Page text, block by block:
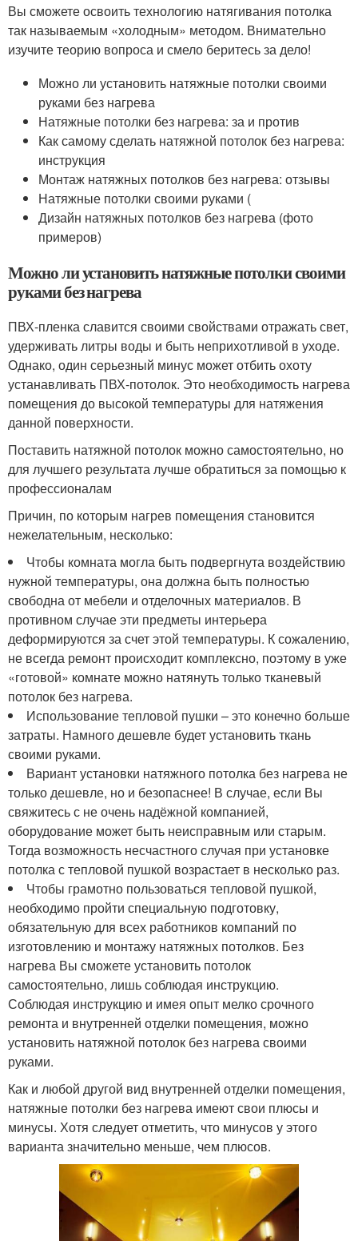
Вы сможете освоить технологию натягивания потолка
так называемым «холодным» методом. Внимательно
изучите теорию вопроса и смело беритесь за дело!
Можно ли установить натяжные потолки своими
руками без нагрева
Натяжные потолки без нагрева: за и против
Как самому сделать натяжной потолок без нагрева:
инструкция
Монтаж натяжных потолков без нагрева: отзывы
Натяжные потолки своими руками (
Дизайн натяжных потолков без нагрева (фото
примеров)
Можно ли установить натяжные потолки своими
руками без нагрева
ПВХ-пленка славится своими свойствами отражать свет,
удерживать литры воды и быть неприхотливой в уходе.
Однако, один серьезный минус может отбить охоту
устанавливать ПВХ-потолок. Это необходимость нагрева
помещения до высокой температуры для натяжения
данной поверхности.
Поставить натяжной потолок можно самостоятельно, но
для лучшего результата лучше обратиться за помощью к
профессионалам
Причин, по которым нагрев помещения становится
нежелательным, несколько:
Чтобы комната могла быть подвергнута воздействию
нужной температуры, она должна быть полностью
свободна от мебели и отделочных материалов. В
противном случае эти предметы интерьера
деформируются за счет этой температуры. К сожалению,
не всегда ремонт происходит комплексно, поэтому в уже
«готовой» комнате можно натянуть только тканевый
потолок без нагрева.
Использование тепловой пушки – это конечно больше
затраты. Намного дешевле будет установить ткань
своими руками.
Вариант установки натяжного потолка без нагрева не
только дешевле, но и безопаснее! В случае, если Вы
свяжитесь с не очень надёжной компанией,
оборудование может быть неисправным или старым.
Тогда возможность несчастного случая при установке
потолка с тепловой пушкой возрастает в несколько раз.
Чтобы грамотно пользоваться тепловой пушкой,
необходимо пройти специальную подготовку,
обязательную для всех работников компаний по
изготовлению и монтажу натяжных потолков. Без
нагрева Вы сможете установить потолок
самостоятельно, лишь соблюдая инструкцию.
Соблюдая инструкцию и имея опыт мелко срочного
ремонта и внутренней отделки помещения, можно
установить натяжной потолок без нагрева своими
руками.
Как и любой другой вид внутренней отделки помещения,
натяжные потолки без нагрева имеют свои плюсы и
минусы. Хотя следует отметить, что минусов у этого
варианта значительно меньше, чем плюсов.